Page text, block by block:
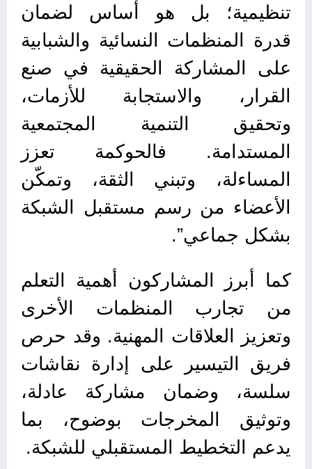
تنظيمية؛ بل هو أساس لضمان
قدرة المنظمات النسائية والشبابية
على المشاركة الحقيقية في صنع
القرار، والاستجابة للأزمات،
وتحقيق التنمية المجتمعية
المستدامة. فالحوكمة تعزز
المساءلة، وتبني الثقة، وتمكّن
الأعضاء من رسم مستقبل الشبكة
بشكل جماعي”.
كما أبرز المشاركون أهمية التعلم
من تجارب المنظمات الأخرى
وتعزيز العلاقات المهنية. وقد حرص
فريق التيسير على إدارة نقاشات
سلسة، وضمان مشاركة عادلة،
وتوثيق المخرجات بوضوح، بما
يدعم التخطيط المستقبلي للشبكة.